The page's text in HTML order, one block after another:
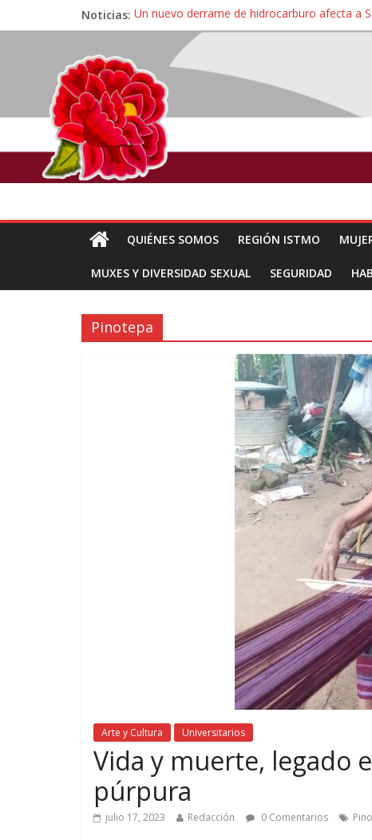
Noticias: Un nuevo derrame de hidrocarburo afecta a
Ángel, el joven autista expulsado por la
Familiares de periodista Alejandro Leyva se
Alertan pescadores de Juchitán, Oaxaca de
Pescadores y comuneros ikoots detienen la
QUIÉNES SOMOS REGIÓN ISTMO
MUXES Y DIVERSIDAD SEXUAL SEGURIDAD
Pinotepa
Arte y Cultura Universitarios
Vida y muerte, legado
púrpura
julio 17, 2023 Redacción 0 Comentarios